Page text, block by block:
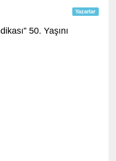
Yazarlar
50. Yaşını